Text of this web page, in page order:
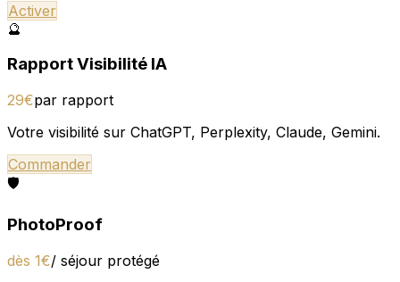
Activer
🔮
Rapport Visibilité IA
29€par rapport
Votre visibilité sur ChatGPT, Perplexity, Claude, Gemini.
Commander
🛡️
PhotoProof
dès 1€/ séjour protégé